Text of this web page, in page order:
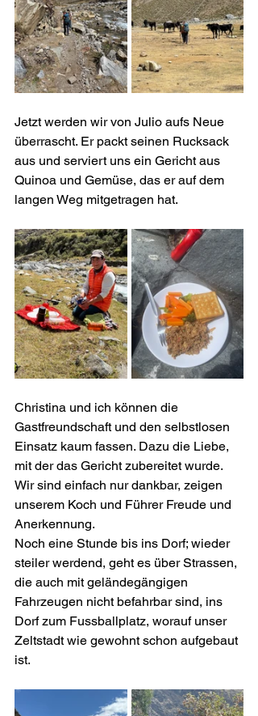
Jetzt werden wir von Julio aufs Neue
überrascht. Er packt seinen Rucksack
aus und serviert uns ein Gericht aus
Quinoa und Gemüse, das er auf dem
langen Weg mitgetragen hat.
Christina und ich können die
Gastfreundschaft und den selbstlosen
Einsatz kaum fassen. Dazu die Liebe,
mit der das Gericht zubereitet wurde.
Wir sind einfach nur dankbar, zeigen
unserem Koch und Führer Freude und
Anerkennung.
Noch eine Stunde bis ins Dorf; wieder
steiler werdend, geht es über Strassen,
die auch mit geländegängigen
Fahrzeugen nicht befahrbar sind, ins
Dorf zum Fussballplatz, worauf unser
Zeltstadt wie gewohnt schon aufgebaut
ist.